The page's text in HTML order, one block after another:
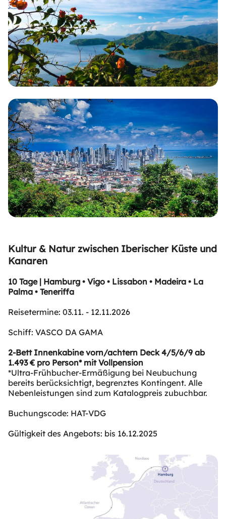
Kultur & Natur zwischen Iberischer Küste und
Kanaren
10 Tage | Hamburg • Vigo • Lissabon • Madeira • La
Palma • Teneriffa
Reisetermine: 03.11. - 12.11.2026
Schiff: VASCO DA GAMA
2-Bett Innenkabine vorn/achtern Deck 4/5/6/9 ab
1.493 € pro Person* mit Vollpension
*Ultra-Frühbucher-Ermäßigung bei Neubuchung
bereits berücksichtigt, begrenztes Kontingent. Alle
Nebenleistungen sind zum Katalogpreis zubuchbar.
Buchungscode: HAT-VDG
Gültigkeit des Angebots: bis 16.12.2025